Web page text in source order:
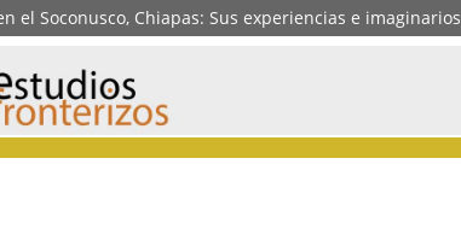
el Soconusco, Chiapas: Sus experiencias e imaginarios